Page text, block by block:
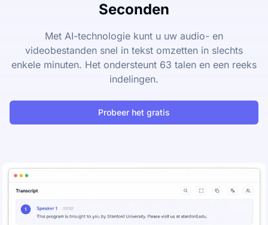
Seconden
Met AI-technologie kunt u uw audio- en
videobestanden snel in tekst omzetten in slechts
enkele minuten. Het ondersteunt 63 talen en een reeks
indelingen.
Probeer het gratis